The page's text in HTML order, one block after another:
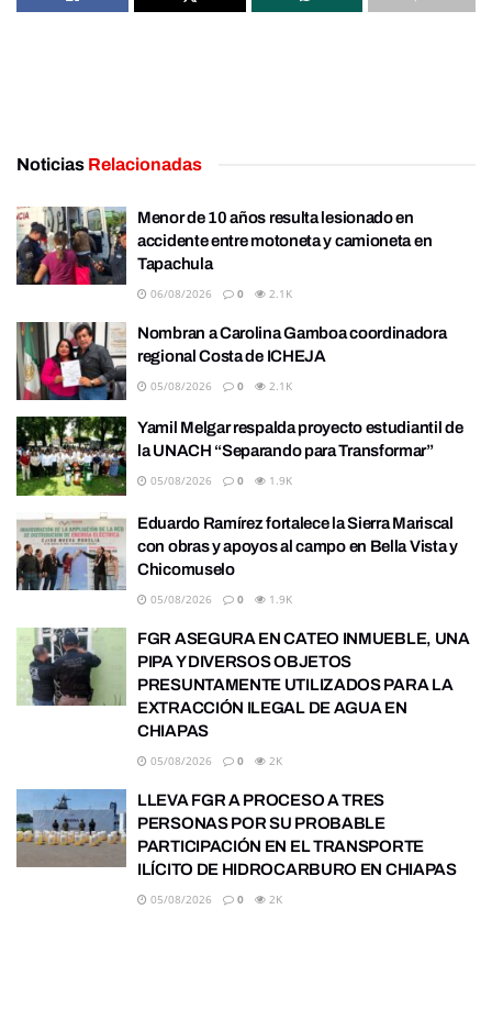
Noticias Relacionadas
Menor de 10 años resulta lesionado en
accidente entre motoneta y camioneta en
Tapachula
06/08/2026 0 2.1K
Nombran a Carolina Gamboa coordinadora
regional Costa de ICHEJA
05/08/2026 0 2.1K
Yamil Melgar respalda proyecto estudiantil de
la UNACH “Separando para Transformar”
05/08/2026 0 1.9K
Eduardo Ramírez fortalece la Sierra Mariscal
con obras y apoyos al campo en Bella Vista y
Chicomuselo
05/08/2026 0 1.9K
FGR ASEGURA EN CATEO INMUEBLE, UNA
PIPA Y DIVERSOS OBJETOS
PRESUNTAMENTE UTILIZADOS PARA LA
EXTRACCIÓN ILEGAL DE AGUA EN
CHIAPAS
05/08/2026 0 2K
LLEVA FGR A PROCESO A TRES
PERSONAS POR SU PROBABLE
PARTICIPACIÓN EN EL TRANSPORTE
ILÍCITO DE HIDROCARBURO EN CHIAPAS
05/08/2026 0 2K